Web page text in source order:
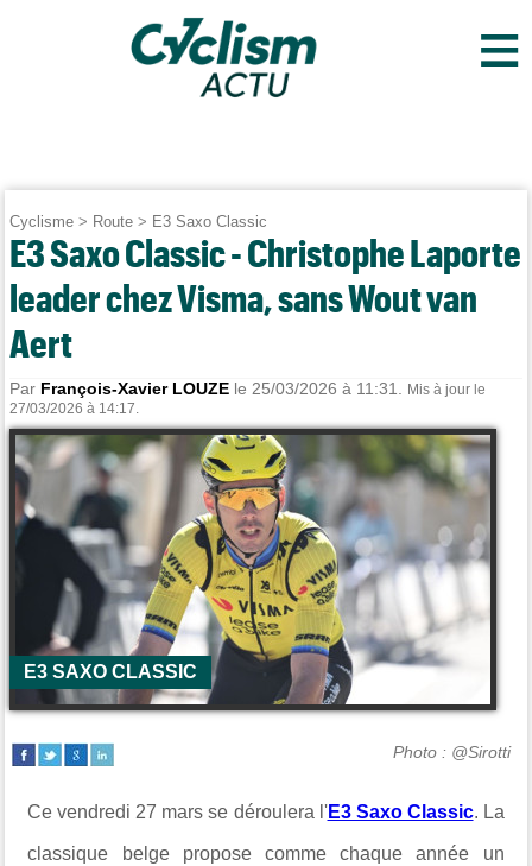
≡
Cyclisme > Route > E3 Saxo Classic
E3 Saxo Classic - Christophe Laporte
leader chez Visma, sans Wout van
Aert
Par François-Xavier LOUZE le 25/03/2026 à 11:31.
Mis à jour le
27/03/2026 à 14:17.
E3 SAXO CLASSIC
Photo : @Sirotti
Ce vendredi 27 mars se déroulera l'E3 Saxo Classic. La
classique belge propose comme chaque année un